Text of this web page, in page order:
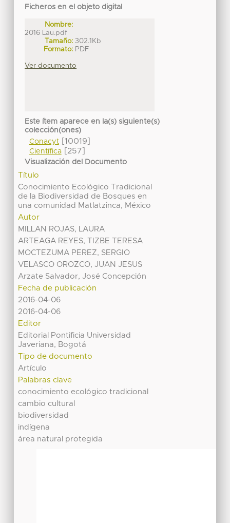
Ficheros en el objeto digital
Nombre:
2016 Lau.pdf
Tamaño: 302.1Kb
Formato: PDF
Ver documento
Este ítem aparece en la(s) siguiente(s)
colección(ones)
Conacyt[10019]
Científica[257]
Visualización del Documento
Título
Conocimiento Ecológico Tradicional
de la Biodiversidad de Bosques en
una comunidad Matlatzinca, México
Autor
MILLAN ROJAS, LAURA
ARTEAGA REYES, TIZBE TERESA
MOCTEZUMA PEREZ, SERGIO
VELASCO OROZCO, JUAN JESUS
Arzate Salvador, José Concepción
Fecha de publicación
2016-04-06
2016-04-06
Editor
Editorial Pontificia Universidad
Javeriana, Bogotá
Tipo de documento
Artículo
Palabras clave
conocimiento ecológico tradicional
cambio cultural
biodiversidad
indígena
área natural protegida